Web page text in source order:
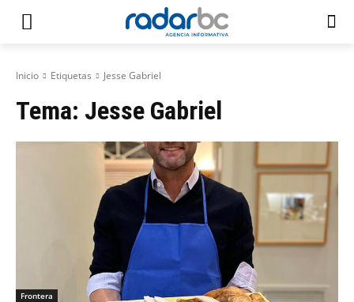
Inicio Etiquetas Jesse Gabriel
Tema: Jesse Gabriel
Frontera